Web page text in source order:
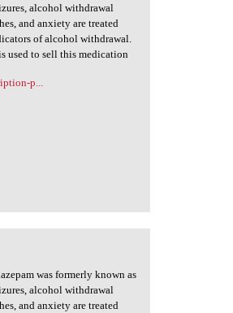
alcohol withdrawal
and anxiety are treated
of alcohol withdrawal.
used to sell this medication
p...
was formerly known as
alcohol withdrawal
and anxiety are treated